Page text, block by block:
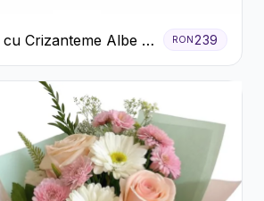
Crizanteme Albe și
RON 239